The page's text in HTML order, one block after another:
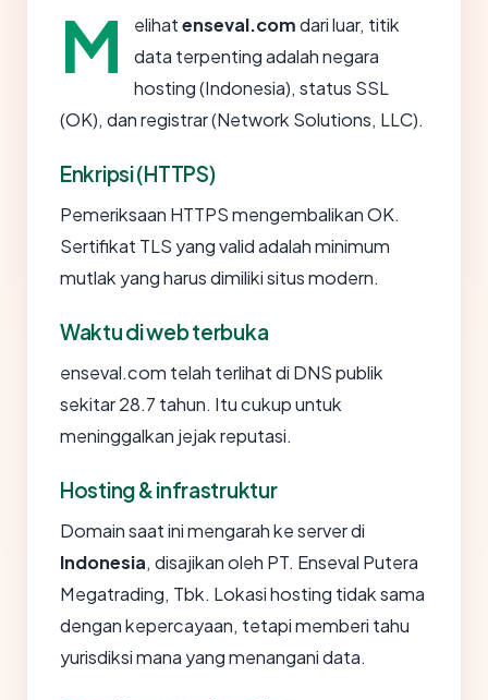
M elihatenseval.comdari luar, titik
data terpenting adalah negara
hosting (Indonesia), status SSL
(OK), dan registrar (Network Solutions, LLC).
Enkripsi (HTTPS)
Pemeriksaan HTTPS mengembalikan OK.
Sertifikat TLS yang valid adalah minimum
mutlak yang harus dimiliki situs modern.
Waktu di web terbuka
enseval.com telah terlihat di DNS publik
sekitar 28.7 tahun. Itu cukup untuk
meninggalkan jejak reputasi.
Hosting & infrastruktur
Domain saat ini mengarah ke server di
Indonesia, disajikan oleh PT. Enseval Putera
Megatrading, Tbk. Lokasi hosting tidak sama
dengan kepercayaan, tetapi memberi tahu
yurisdiksi mana yang menangani data.